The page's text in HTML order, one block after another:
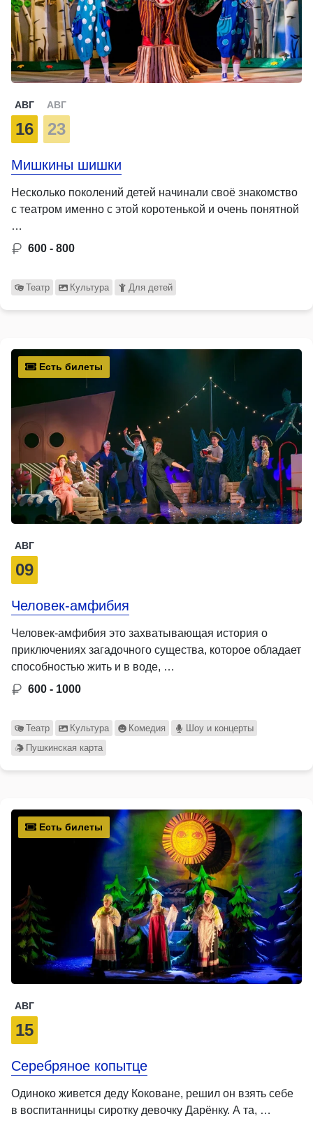
АВГ
16
АВГ
23
Мишкины шишки
Несколько поколений детей начинали своё знакомство
с театром именно с этой коротенькой и очень понятной
…
600 - 800
Театр Культура Для детей
Есть билеты
АВГ
09
Человек-амфибия
Человек-амфибия это захватывающая история о
приключениях загадочного существа, которое обладает
способностью жить и в воде, …
600 - 1000
Театр Культура Комедия
Шоу и концерты
Пушкинская карта
Есть билеты
АВГ
15
Серебряное копытце
Одиноко живется деду Коковане, решил он взять себе
в воспитанницы сиротку девочку Дарёнку. А та, …